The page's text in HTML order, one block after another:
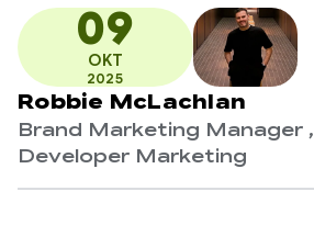
09
OKT
2025
Robbie McLachlan
Brand Marketing Manager ,
Developer Marketing